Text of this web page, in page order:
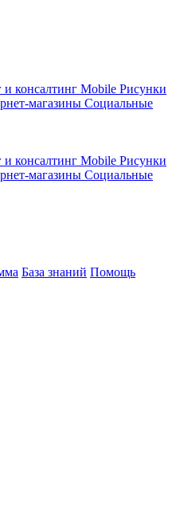
и консалтинг Mobile Рисунки
магазины Социальные
и консалтинг Mobile Рисунки
магазины Социальные
База знаний Помощь